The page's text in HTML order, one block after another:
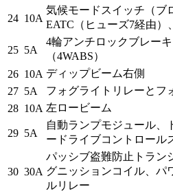
24 10A
気候モードスイッチ（ブ
EATC（ヒューズ7経由）
25 5A
4輪アンチロックブレー
（4WABS）
26 10A ディップビーム右側
27 5A
フォグライトリレーとフ
28 10A 左ロービーム
29 5A
自動ランプモジュール、
ードライブコントロール
30 30A
パッシブ盗難防止トラン
グニッションコイル、パ
ルリレー